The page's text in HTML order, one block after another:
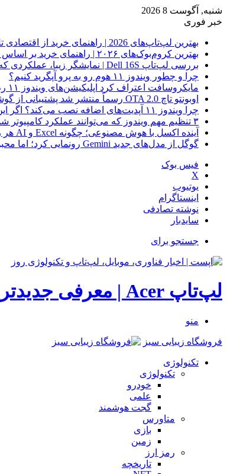
شنبه, آگوست 8 2026
خبر فوری
بهترین لپ‌تاپ‌های 2026 | راهنمای خرید از اقتصادی تا گیمینگ
بهترین کروم‌بوک‌های ۲۰۲۶ | راهنمای خرید بر اساس تست واقعی
بررسی لپ‌تاپ Dell 16S | نمایشگر زیبا، عملکردی که انتظارش رو نداری
چرا و چطور ویندوز ۱۱ هوم رو به پرو آپگرید کنیم؟
مایکروسافت اعتراف کرد اپلیکیشن‌های ویندوز ۱۱ رم زیادی مصرف می‌کنند؛ راه‌حل در راه است
اوبونتو تاچ OTA 2.0 رسماً منتشر شد پشتیبانی از گوشی‌ها و تبلت‌های لینوکسی بیشتر
چرا ویندوز ۱۱ آپدیت‌های اضافه نصب می‌کند؟ اگر این تنظیم را روشن کرده‌اید، مراقب باشید!
۳ تنظیم مهم ویندوز که می‌توانند عملکرد کامپیوتر شما را متحول کنند
آینده اکسل با هوش مصنوعی؛ چگونه Excel و AI هر روز هوشمندتر و نزدیک‌تر می‌شوند؟
گوگل از مدل‌های جدید Gemini رونمایی کرد؛ اما محبوب‌ترین مدل هنوز عرضه نشده است
فیس بوک
X
یوتیوب
اینستاگرام
نوشته تصادفی
سایدبار
جستجو برای
لپ‌تاپ Acer | معرفی جدیدترین لپ‌تاپ‌های ایسر
منو
فروشگاه زیبایی سبز
تکنولوژی
تکنولوژی
خودرو
علمی
گجت هوشمند
متاورس
بازی
زمین
رمز ارز
تاریخچه